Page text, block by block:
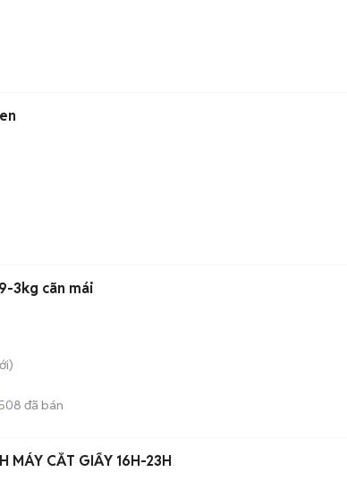
3kg cãn mái
đã bán
MÁY CẮT GIẤY 16H-23H